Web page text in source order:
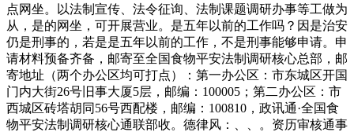
点网坐。以法制宣传、法令征询、法制课题调研办事等工做为
从，是的网坐，可开展营业。是五年以前的工作吗？因是治安
仍是刑事的，若是是五年以前的工作，不是刑事能够申请。申
请材料预备齐备，邮寄至全国食物平安法制调研核心总部，邮
寄地址（两个办公区均可打点）：第一办公区：市东城区开国
门内大街26号旧事大厦5层，邮编：100005；第二办公区：市
西城区砖塔胡同56号西配楼，邮编：100810，政讯通·全国食
物平安法制调研核心通联部收。德律风：、、。资历审核通事